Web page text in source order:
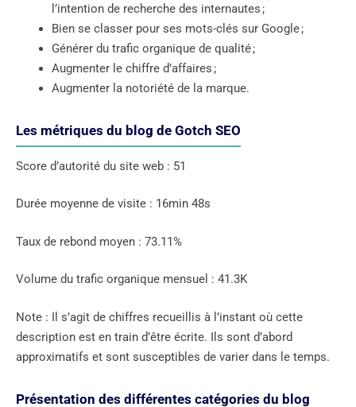
l’intention de recherche des internautes ;
Bien se classer pour ses mots-clés sur Google ;
Générer du trafic organique de qualité ;
Augmenter le chiffre d’affaires ;
Augmenter la notoriété de la marque.
Les métriques du blog de Gotch SEO
Score d’autorité du site web : 51
Durée moyenne de visite : 16min 48s
Taux de rebond moyen : 73.11%
Volume du trafic organique mensuel : 41.3K
Note : Il s’agit de chiffres recueillis à l’instant où cette
description est en train d’être écrite. Ils sont d’abord
approximatifs et sont susceptibles de varier dans le temps.
Présentation des différentes catégories du blog